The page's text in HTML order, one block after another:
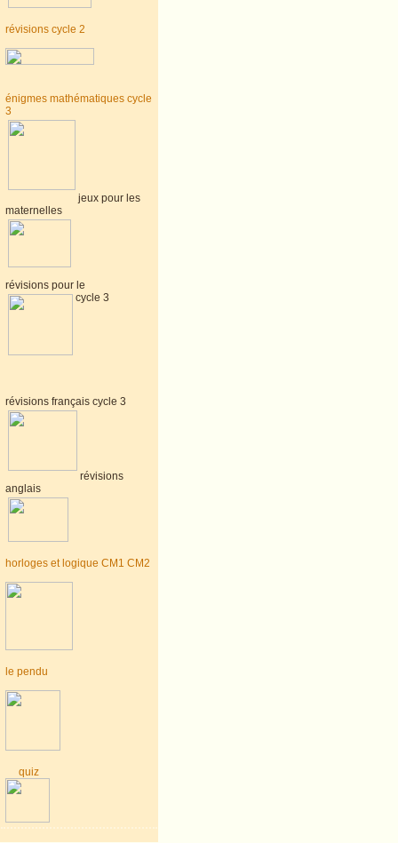
révisions cycle 2
énigmes mathématiques cycle
3
jeux pour les
maternelles
révisions pour le
cycle 3
révisions français cycle 3
révisions
anglais
horloges et logique CM1 CM2
le pendu
quiz